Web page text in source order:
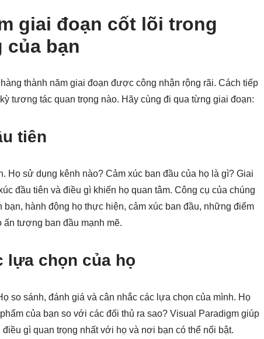
giai đoạn cốt lõi trong
của bạn
thành năm giai đoạn được công nhận rộng rãi. Cách tiếp
tương tác quan trọng nào. Hãy cùng đi qua từng giai đoạn:
tiên
Họ sử dụng kênh nào? Cảm xúc ban đầu của họ là gì? Giai
đầu tiên và điều gì khiến họ quan tâm. Công cụ của chúng
hành động họ thực hiện, cảm xúc ban đầu, những điểm
ấn tượng ban đầu mạnh mẽ.
lựa chọn của họ
so sánh, đánh giá và cân nhắc các lựa chọn của mình. Họ
của bạn so với các đối thủ ra sao? Visual Paradigm giúp
gì quan trọng nhất với họ và nơi bạn có thể nổi bật.